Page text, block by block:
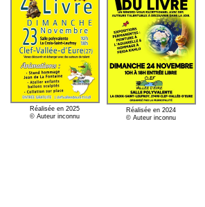
Réalisée en 2025
© Auteur inconnu
Réalisée en 2024
© Auteur inconnu